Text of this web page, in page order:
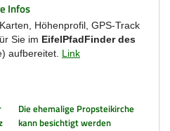
Infos
Höhenprofil, GPS-Track
Sie im EifelPfadFinder des
aufbereitet. Link
Die ehemalige Propsteikirche
kann besichtigt werden